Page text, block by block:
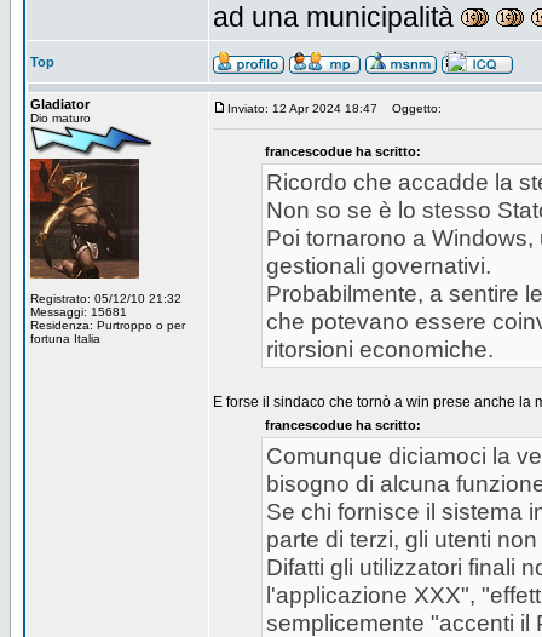
ad una municipalità
Top
Gladiator
Dio maturo
Registrato: 05/12/10 21:32
Messaggi: 15681
Residenza: Purtroppo o per
fortuna Italia
Inviato: 12 Apr 2024 18:47 Oggetto:
francescodue ha scritto:
Ricordo che accadde la
Non so se è lo stesso
Poi tornarono a
gestionali governativi.
Probabilmente, a sentire
che potevano essere
ritorsioni economiche.
E forse il sindaco che tornò a win prese anche la
francescodue ha scritto:
Comunque diciamoci la
bisogno di alcuna
Se chi fornisce il sistema
parte di terzi, gli utenti
Difatti gli utilizzatori finali
l'applicazione XXX",
semplicemente "accenti il